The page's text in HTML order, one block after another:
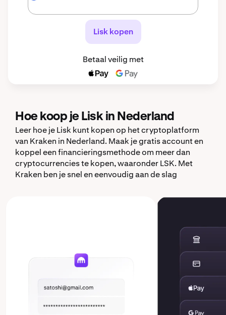
Lisk kopen
Betaal veilig met
Hoe koop je Lisk in Nederland
Leer hoe je Lisk kunt kopen op het cryptoplatform
van Kraken in Nederland. Maak je gratis account en
koppel een financieringsmethode om meer dan
cryptocurrencies te kopen, waaronder LSK. Met
Kraken ben je snel en eenvoudig aan de slag